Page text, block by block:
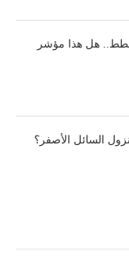
هل هذا مؤشر
السائل الأصفر؟